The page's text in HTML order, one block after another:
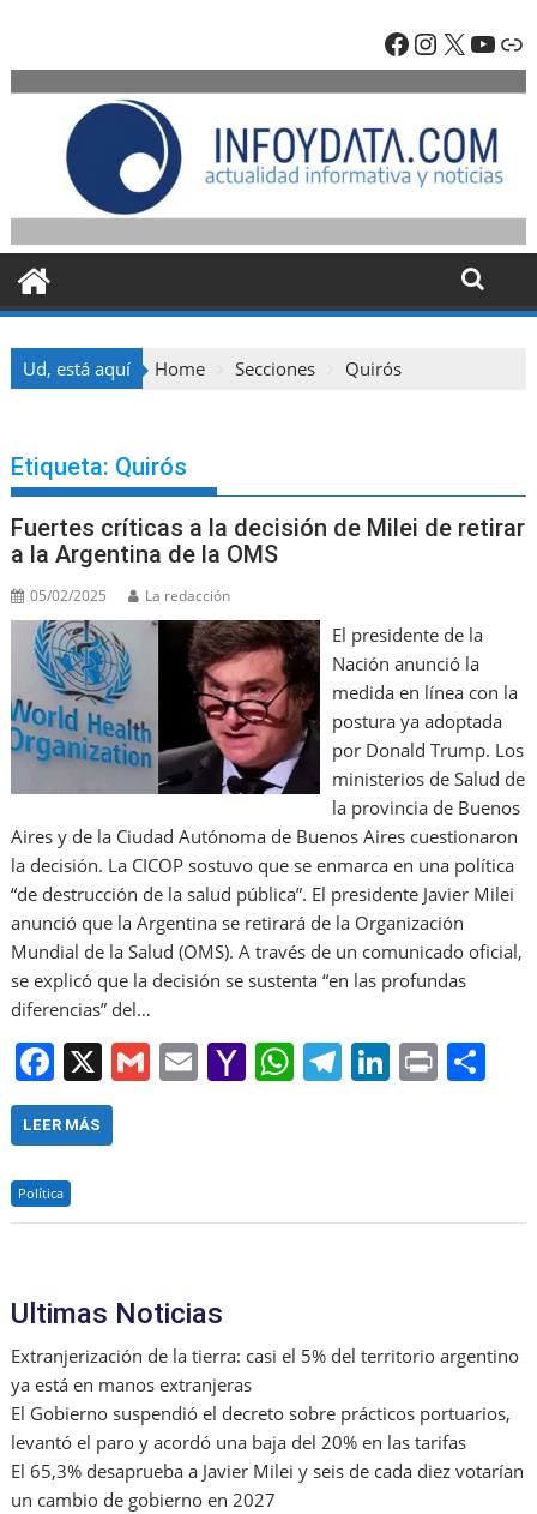
content
Facebook
X
Ud, está aquí Home Secciones Quirós
Etiqueta: Quirós
Fuertes críticas a la decisión de Milei de retirar
a la Argentina de la OMS
05/02/2025 La redacción
El presidente de la
Nación anunció la
medida en línea con la
postura ya adoptada
por Donald Trump. Los
ministerios de Salud de
la provincia de Buenos
Aires y de la Ciudad Autónoma de Buenos Aires cuestionaron
la decisión. La CICOP sostuvo que se enmarca en una política
“de destrucción de la salud pública”. El presidente Javier Milei
anunció que la Argentina se retirará de la Organización
Mundial de la Salud (OMS). A través de un comunicado oficial,
se explicó que la decisión se sustenta “en las profundas
diferencias” del…
F
a
c
e
b
k
X G E Y
o
W
A
T
a
Li
dI
Pr
LEER MÁS
Política
Ultimas Noticias
Extranjerización de la tierra: casi el 5% del territorio argentino
ya está en manos extranjeras
El Gobierno suspendió el decreto sobre prácticos portuarios,
levantó el paro y acordó una baja del 20% en las tarifas
El 65,3% desaprueba a Javier Milei y seis de cada diez votarían
un cambio de gobierno en 2027